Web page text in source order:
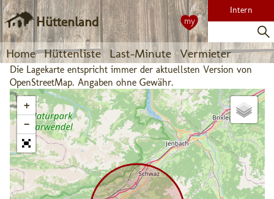
Hüttenland
Home Hüttenliste Last-Minute Vermieter
Intern
my
Die Lagekarte entspricht immer der aktuellsten Version von
OpenStreetMap. Angaben ohne Gewähr.
+
−